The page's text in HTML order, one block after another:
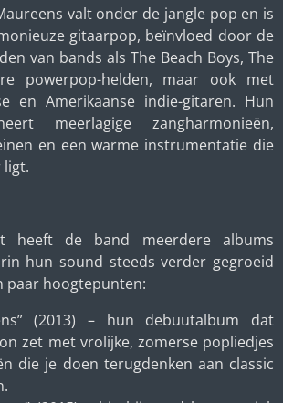
valt onder de jangle pop en is
gitaarpop, beïnvloed door de
van bands als The Beach Boys, The
powerpop-helden, maar ook met
en Amerikaanse indie-gitaren. Hun
meerlagige zangharmonieën,
en een warme instrumentatie die
ligt.
heeft de band meerdere albums
hun sound steeds verder gegroeid
paar hoogtepunten:
(2013) – hun debuutalbum dat
zet met vrolijke, zomerse popliedjes
die je doen terugdenken aan classic